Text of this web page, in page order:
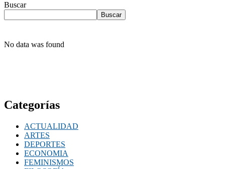
Buscar
Buscar
No data was found
Categorías
ACTUALIDAD
ARTES
DEPORTES
ECONOMIA
FEMINISMOS